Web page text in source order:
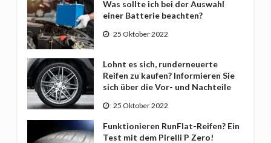
Was sollte ich bei der Auswahl
einer Batterie beachten?
25 Oktober 2022
Lohnt es sich, runderneuerte
Reifen zu kaufen? Informieren Sie
sich über die Vor- und Nachteile
25 Oktober 2022
Funktionieren RunFlat-Reifen? Ein
Test mit dem Pirelli P Zero!